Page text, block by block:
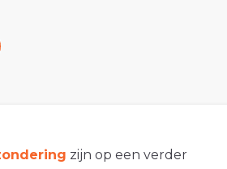
zijn op een verder